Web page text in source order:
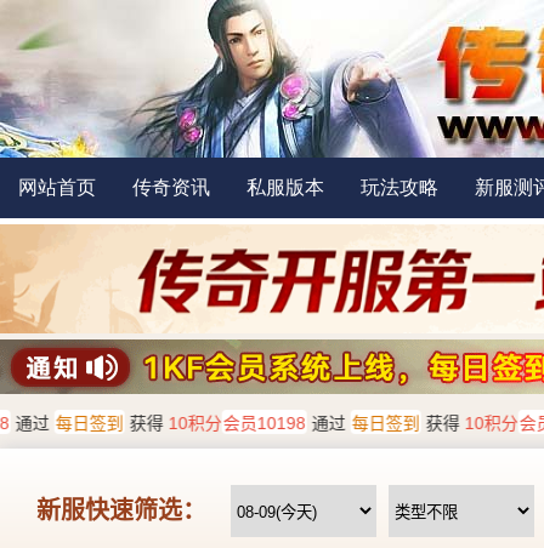
网站首页 传奇资讯 私服版本 玩法攻略 新服测